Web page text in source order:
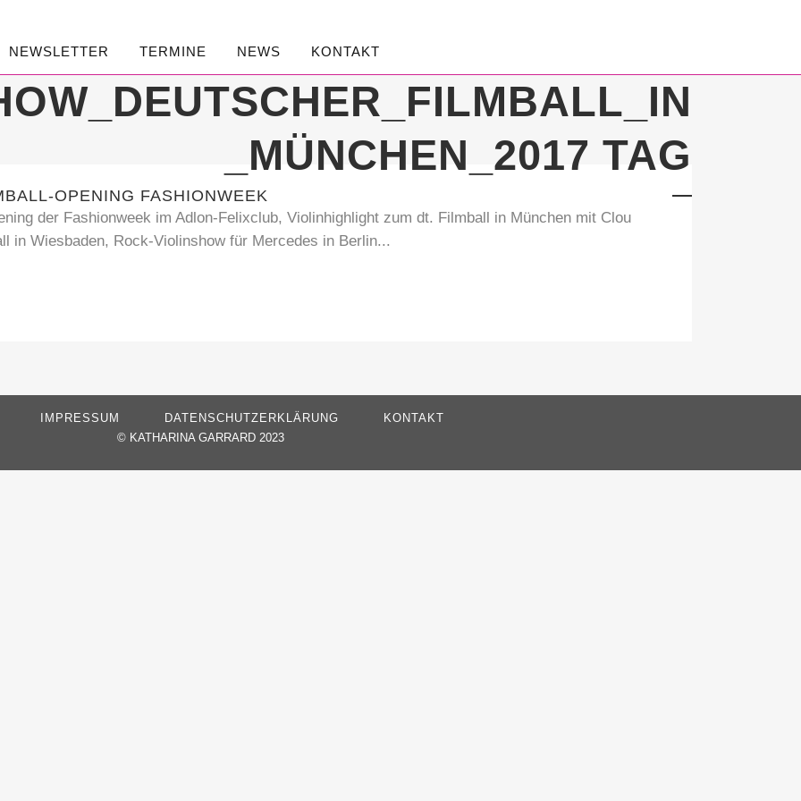
NEWSLETTER TERMINE NEWS KONTAKT
_MÜNCHEN_2017 TAG
OPENING FASHIONWEEK
der Fashionweek im Adlon-Felixclub, Violinhighlight zum dt. Filmball in München mit Clou
in Wiesbaden, Rock-Violinshow für Mercedes in Berlin...
IMPRESSUM DATENSCHUTZERKLÄRUNG
KONTAKT
© KATHARINA GARRARD 2023